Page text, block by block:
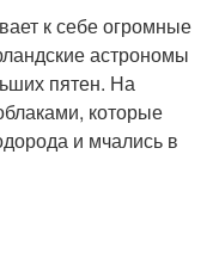
к себе огромные
астрономы
пятен. На
которые
и мчались в